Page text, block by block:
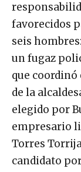
favorecidos
seis
un fugaz
que
de la
elegido por
empresario
Torres
candidato